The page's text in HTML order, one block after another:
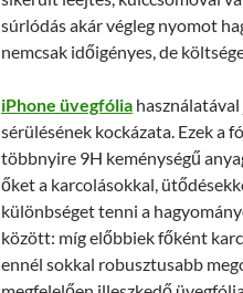
súrlódás akár végleg nyomot
nemcsak időigényes, de
iPhone üvegfólia
sérülésének kockázata. Ezek a
többnyire 9H keménységű
őket a karcolásokkal,
különbséget tenni a
között: míg előbbiek főként
ennél sokkal robusztusabb